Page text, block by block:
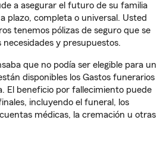
a asegurar el futuro de su familia
plazo, completa o universal. Usted
tenemos pólizas de seguro que se
necesidades y presupuestos.
que no podía ser elegible para un
disponibles los Gastos funerarios
El beneficio por fallecimiento puede
incluyendo el funeral, los
médicas, la cremación u otras